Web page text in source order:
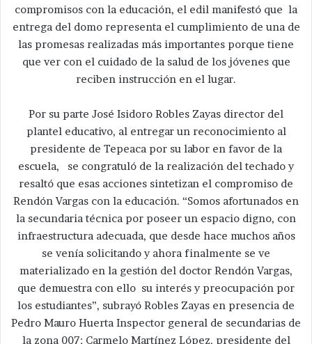
compromisos con la educación, el edil manifestó que la
entrega del domo representa el cumplimiento de una de
las promesas realizadas más importantes porque tiene
que ver con el cuidado de la salud de los jóvenes que
reciben instrucción en el lugar.
Por su parte José Isidoro Robles Zayas director del
plantel educativo, al entregar un reconocimiento al
presidente de Tepeaca por su labor en favor de la
escuela, se congratuló de la realización del techado y
resaltó que esas acciones sintetizan el compromiso de
Rendón Vargas con la educación. “Somos afortunados en
la secundaria técnica por poseer un espacio digno, con
infraestructura adecuada, que desde hace muchos años
se venía solicitando y ahora finalmente se ve
materializado en la gestión del doctor Rendón Vargas,
que demuestra con ello su interés y preocupación por
los estudiantes”, subrayó Robles Zayas en presencia de
Pedro Mauro Huerta Inspector general de secundarias de
la zona 007; Carmelo Martínez López, presidente del